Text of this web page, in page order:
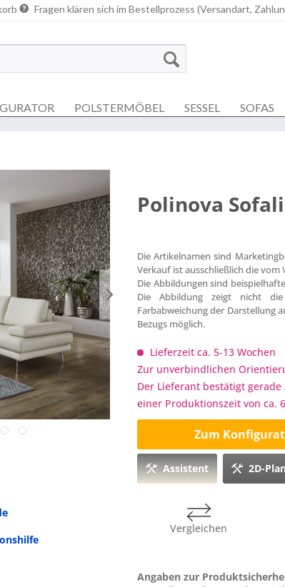
Fragen klären sich im Bestellprozess (Versandart,
POLSTERMÖBEL SESSEL SOFAS
Polinova
Die Artikelnamen sind
Verkauf ist ausschließlich die
Die Abbildungen sind
Die Abbildung zeigt nicht
Farbabweichung der Darstellung
Bezugs möglich.
Lieferzeit ca. 5-13 Wochen
Zur unverbindlichen
Der Lieferant bestätigt
einer Produktionszeit von ca.
Zum
Assistent 2D-
Vergleichen
Angaben zur